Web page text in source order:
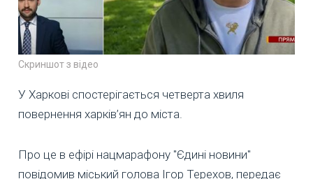
Скриншот з відео
У Харкові спостерігається четверта хвиля
повернення харків’ян до міста.
Про це в ефірі нацмарафону "Єдині новини"
повідомив міський голова Ігор Терехов, передає